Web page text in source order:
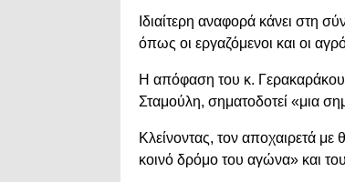
Ιδιαίτερη αναφορά κάνει στη
όπως οι εργαζόμενοι και οι
Η απόφαση του κ.
Σταμούλη, σηματοδοτεί «μια
Κλείνοντας, τον αποχαιρετά με
κοινό δρόμο του αγώνα» και